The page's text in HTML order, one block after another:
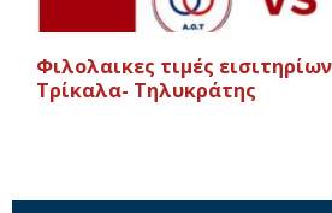
Φιλολαικες τιμές
Τρίκαλα- Τηλυκράτης